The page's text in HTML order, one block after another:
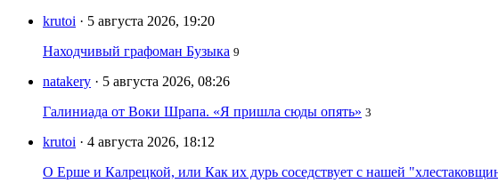
krutoi · 5 августа 2026, 19:20
Находчивый графоман Бузыка 9
natakery · 5 августа 2026, 08:26
Галиниада от Воки Шрапа. «Я пришла сюды опять» 3
krutoi · 4 августа 2026, 18:12
О Ерше и Калрецкой, или Как их дурь соседствует с нашей